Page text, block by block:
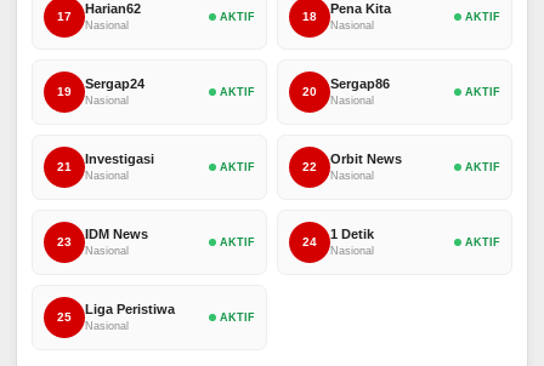
17
Harian62
Nasional
AKTIF 18
Pena Kita
Nasional
AKTIF
19
Sergap24
Nasional
AKTIF 20
Sergap86
Nasional
AKTIF
21
Investigasi
Nasional
AKTIF 22
Orbit News
Nasional
AKTIF
23
IDM News
Nasional
AKTIF 24
1 Detik
Nasional
AKTIF
25
Liga Peristiwa
Nasional
AKTIF